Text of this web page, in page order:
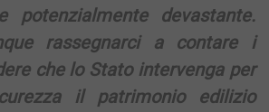
potenzialmente devastante.
rassegnarci a contare i
che lo Stato intervenga per
il patrimonio edilizio